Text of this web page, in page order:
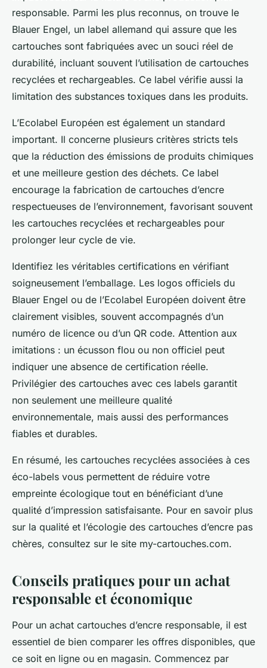
responsable. Parmi les plus reconnus, on trouve le
Blauer Engel, un label allemand qui assure que les
cartouches sont fabriquées avec un souci réel de
durabilité, incluant souvent l’utilisation de cartouches
recyclées et rechargeables. Ce label vérifie aussi la
limitation des substances toxiques dans les produits.
L’Ecolabel Européen est également un standard
important. Il concerne plusieurs critères stricts tels
que la réduction des émissions de produits chimiques
et une meilleure gestion des déchets. Ce label
encourage la fabrication de cartouches d’encre
respectueuses de l’environnement, favorisant souvent
les cartouches recyclées et rechargeables pour
prolonger leur cycle de vie.
Identifiez les véritables certifications en vérifiant
soigneusement l’emballage. Les logos officiels du
Blauer Engel ou de l’Ecolabel Européen doivent être
clairement visibles, souvent accompagnés d’un
numéro de licence ou d’un QR code. Attention aux
imitations : un écusson flou ou non officiel peut
indiquer une absence de certification réelle.
Privilégier des cartouches avec ces labels garantit
non seulement une meilleure qualité
environnementale, mais aussi des performances
fiables et durables.
En résumé, les cartouches recyclées associées à ces
éco-labels vous permettent de réduire votre
empreinte écologique tout en bénéficiant d’une
qualité d’impression satisfaisante. Pour en savoir plus
sur la qualité et l’écologie des cartouches d’encre pas
chères, consultez sur le site my-cartouches.com.
Conseils pratiques pour un achat
responsable et économique
Pour un achat cartouches d’encre responsable, il est
essentiel de bien comparer les offres disponibles, que
ce soit en ligne ou en magasin. Commencez par